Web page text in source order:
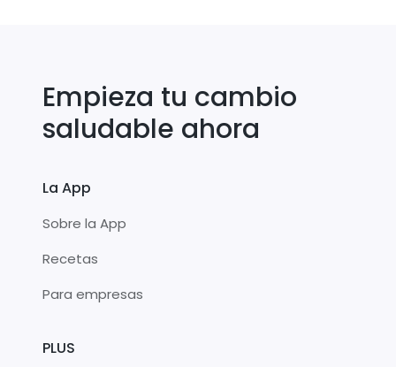
Empieza tu cambio
saludable ahora
La App
Sobre la App
Recetas
Para empresas
PLUS